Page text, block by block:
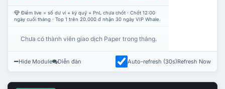
Điểm live = số dư ví + ký quỹ + PnL chưa chốt · Chốt 12:00
ngày cuối tháng · Top 1 trên 20.000 đ nhận 30 ngày VIP Whale.
Chưa có thành viên giao dịch Paper trong tháng.
Hide Module Diễn đàn Auto-refresh (30s)Refresh Now